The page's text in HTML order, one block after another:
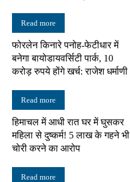
Read more
फोरलेन किनारे पनोह-फेटीधार में
बनेगा बायोडायवर्सिटी पार्क, 10
करोड़ रुपये होंगे खर्च: राजेश धर्माणी
Read more
हिमाचल में आधी रात घर में घुसकर
महिला से दुष्कर्म! 5 लाख के गहने भी
चोरी करने का आरोप
Read more